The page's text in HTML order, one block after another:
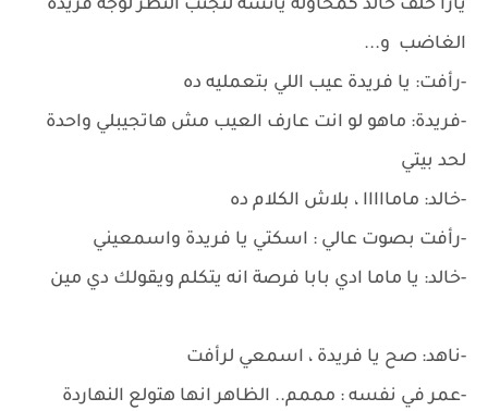
يارا خلف خالد كمحاولة يائسة لتجنب النظر لوجه فريدة
الغاضب و...
-رأفت: يا فريدة عيب اللي بتعمليه ده
-فريدة: ماهو لو انت عارف العيب مش هاتجيبلي واحدة
لحد بيتي
-خالد: مامااااا ، بلاش الكلام ده
-رأفت بصوت عالي : اسكتي يا فريدة واسمعيني
-خالد: يا ماما ادي بابا فرصة انه يتكلم ويقولك دي مين
-ناهد: صح يا فريدة ، اسمعي لرأفت
-عمر في نفسه : مممم.. الظاهر انها هتولع النهاردة